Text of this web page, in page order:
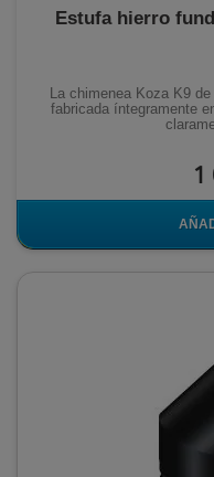
Estufa hierro
La chimenea Koza K9
fabricada íntegramente
1